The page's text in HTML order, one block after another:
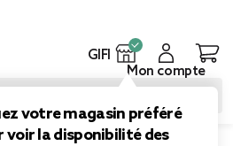
GIFI
votre magasin préféré
voir la disponibilité des
Mon compte